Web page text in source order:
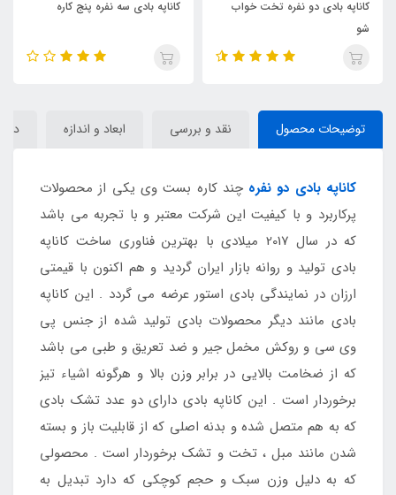
دو نفره تخت خواب
کاناپه بادی سه نفره پنج کاره
کاناپه
توضیحات محصول نقد و بررسی ابعاد و اندازه
کاناپه بادی دو نفره چند کاره بست وی یکی از محصولات
پرکاربرد و با کیفیت این شرکت معتبر و با تجربه می باشد
که در سال 2017 میلادی با بهترین فناوری ساخت کاناپه
بادی تولید و روانه بازار ایران گردید و هم اکنون با قیمتی
ارزان در نمایندگی بادی استور عرضه می گردد . این کاناپه
بادی مانند دیگر محصولات بادی تولید شده از جنس پی
وی سی و روکش مخمل جیر و ضد تعریق و طبی می باشد
که از ضخامت بالایی در برابر وزن بالا و هرگونه اشیاء تیز
برخوردار است . این کاناپه بادی دارای دو عدد تشک بادی
که به هم متصل شده و بدنه اصلی که از قابلیت باز و بسته
شدن مانند مبل ، تخت و تشک برخوردار است . محصولی
که به دلیل وزن سبک و حجم کوچکی که دارد تبدیل به